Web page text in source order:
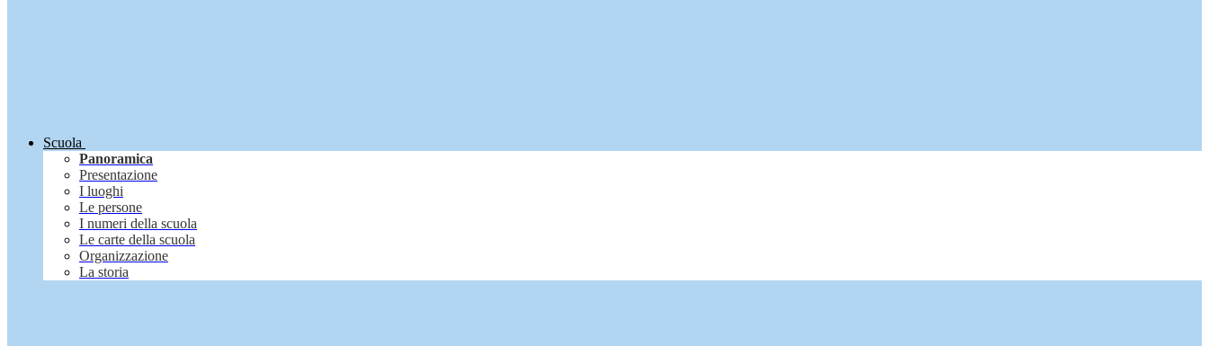
Scuola
Panoramica
Presentazione
I luoghi
Le persone
I numeri della scuola
Le carte della scuola
Organizzazione
La storia